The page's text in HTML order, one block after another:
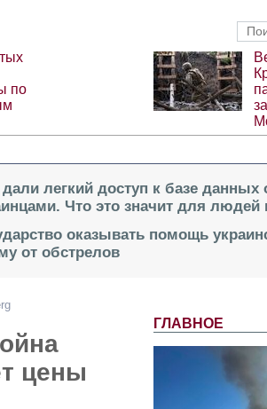
по
легкий доступ к базе данных
Что это значит для людей
оказывать помощь
от обстрелов
ГЛАВНОЕ
цены